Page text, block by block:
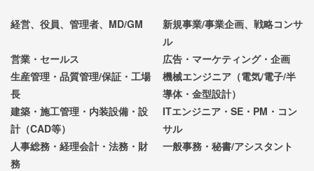
経営、役員、管理者、MD/GM
新規事業/事業企画、戦略コンサ
ル
営業・セールス
広告・マーケティング・企画
生産管理・品質管理/保証・工場
長
機械エンジニア（電気/電子/半
導体・金型設計）
建築・施工管理・内装設備・設
計（CAD等）
ITエンジニア・SE・PM・コン
サル
人事総務・経理会計・法務・財
務
一般事務・秘書/アシスタント